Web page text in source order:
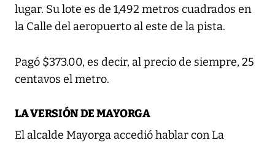
lugar. Su lote es de 1,492 metros cuadrados en
la Calle del aeropuerto al este de la pista.
Pagó $373.00, es decir, al precio de siempre, 25
centavos el metro.
LA VERSIÓN DE MAYORGA
El alcalde Mayorga accedió hablar con La